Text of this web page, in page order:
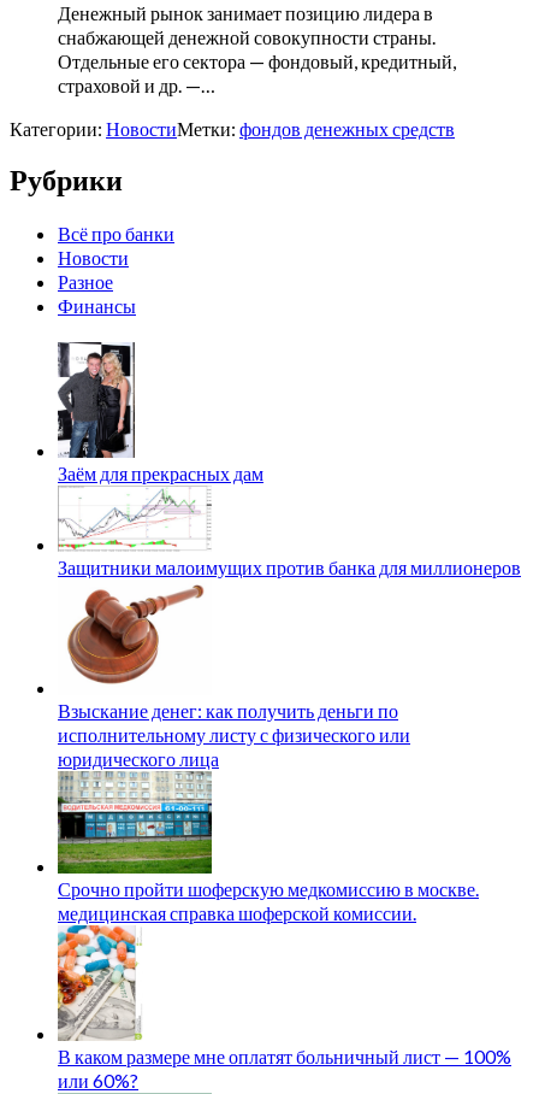
Денежный рынок занимает позицию лидера в
снабжающей денежной совокупности страны.
Отдельные его сектора — фондовый, кредитный,
страховой и др. —…
Категории: НовостиМетки: фондов денежных средств
Рубрики
Всё про банки
Новости
Разное
Финансы
Заём для прекрасных дам
Защитники малоимущих против банка для миллионеров
Взыскание денег: как получить деньги по
исполнительному листу с физического или
юридического лица
Срочно пройти шоферскую медкомиссию в москве.
медицинская справка шоферской комиссии.
В каком размере мне оплатят больничный лист — 100%
или 60%?